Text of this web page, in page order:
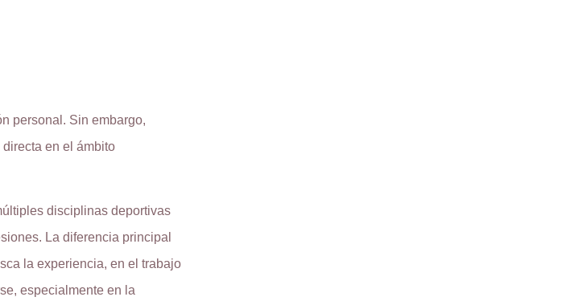
personal. Sin embargo,
en el ámbito
disciplinas deportivas
La diferencia principal
la experiencia, en el trabajo
especialmente en la